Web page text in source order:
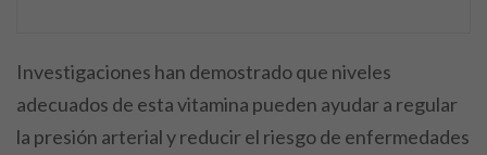
Investigaciones han demostrado que niveles
adecuados de esta vitamina pueden ayudar a regular
la presión arterial y reducir el riesgo de enfermedades